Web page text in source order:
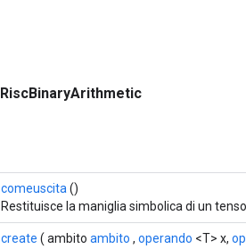
RiscBinaryArithmetic
comeuscita ()
Restituisce la maniglia simbolica di un
create ( ambito ambito , operando <T> x,